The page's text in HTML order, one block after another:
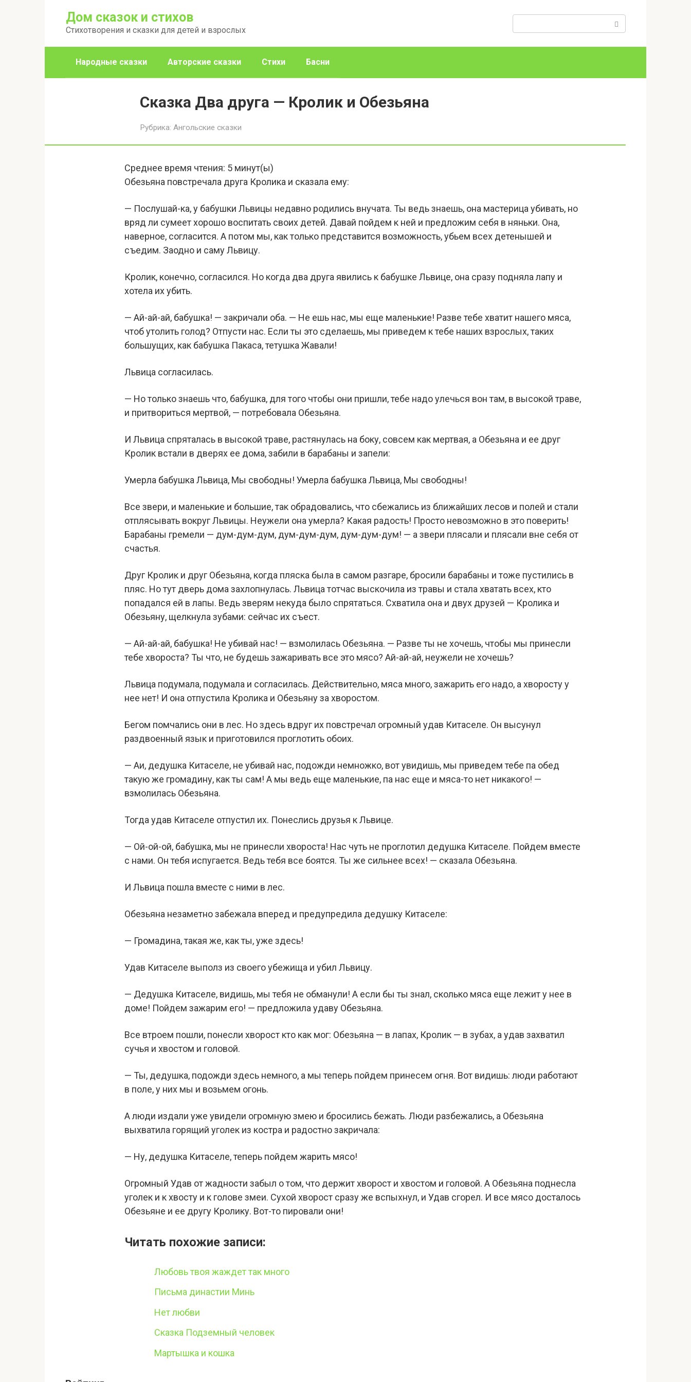
Дом сказок и стихов
Стихотворения и сказки для детей и взрослых
Народные сказки Авторские сказки Стихи Басни
Сказка Два друга — Кролик и Обезьяна
Рубрика: Ангольские сказки
Среднее время чтения: 5 минут(ы)
Обезьяна повстречала друга Кролика и сказала ему:
— Послушай-ка, у бабушки Львицы недавно родились внучата. Ты ведь знаешь, она мастерица убивать, но
вряд ли сумеет хорошо воспитать своих детей. Давай пойдем к ней и предложим себя в няньки. Она,
наверное, согласится. А потом мы, как только представится возможность, убьем всех детенышей и
съедим. Заодно и саму Львицу.
Кролик, конечно, согласился. Но когда два друга явились к бабушке Львице, она сразу подняла лапу и
хотела их убить.
— Ай-ай-ай, бабушка! — закричали оба. — Не ешь нас, мы еще маленькие! Разве тебе хватит нашего мяса,
чтоб утолить голод? Отпусти нас. Если ты это сделаешь, мы приведем к тебе наших взрослых, таких
большущих, как бабушка Пакаса, тетушка Жавали!
Львица согласилась.
— Но только знаешь что, бабушка, для того чтобы они пришли, тебе надо улечься вон там, в высокой траве,
и притвориться мертвой, — потребовала Обезьяна.
И Львица спряталась в высокой траве, растянулась на боку, совсем как мертвая, а Обезьяна и ее друг
Кролик встали в дверях ее дома, забили в барабаны и запели:
Умерла бабушка Львица, Мы свободны! Умерла бабушка Львица, Мы свободны!
Все звери, и маленькие и большие, так обрадовались, что сбежались из ближайших лесов и полей и стали
отплясывать вокруг Львицы. Неужели она умерла? Какая радость! Просто невозможно в это поверить!
Барабаны гремели — дум-дум-дум, дум-дум-дум, дум-дум-дум! — а звери плясали и плясали вне себя от
счастья.
Друг Кролик и друг Обезьяна, когда пляска была в самом разгаре, бросили барабаны и тоже пустились в
пляс. Но тут дверь дома захлопнулась. Львица тотчас выскочила из травы и стала хватать всех, кто
попадался ей в лапы. Ведь зверям некуда было спрятаться. Схватила она и двух друзей — Кролика и
Обезьяну, щелкнула зубами: сейчас их съест.
— Ай-ай-ай, бабушка! Не убивай нас! — взмолилась Обезьяна. — Разве ты не хочешь, чтобы мы принесли
тебе хвороста? Ты что, не будешь зажаривать все это мясо? Ай-ай-ай, неужели не хочешь?
Львица подумала, подумала и согласилась. Действительно, мяса много, зажарить его надо, а хворосту у
нее нет! И она отпустила Кролика и Обезьяну за хворостом.
Бегом помчались они в лес. Но здесь вдруг их повстречал огромный удав Китаселе. Он высунул
раздвоенный язык и приготовился проглотить обоих.
— Аи, дедушка Китаселе, не убивай нас, подожди немножко, вот увидишь, мы приведем тебе па обед
такую же громадину, как ты сам! А мы ведь еще маленькие, па нас еще и мяса-то нет никакого! —
взмолилась Обезьяна.
Тогда удав Китаселе отпустил их. Понеслись друзья к Львице.
— Ой-ой-ой, бабушка, мы не принесли хвороста! Нас чуть не проглотил дедушка Китаселе. Пойдем вместе
с нами. Он тебя испугается. Ведь тебя все боятся. Ты же сильнее всех! — сказала Обезьяна.
И Львица пошла вместе с ними в лес.
Обезьяна незаметно забежала вперед и предупредила дедушку Китаселе:
— Громадина, такая же, как ты, уже здесь!
Удав Китаселе выполз из своего убежища и убил Львицу.
— Дедушка Китаселе, видишь, мы тебя не обманули! А если бы ты знал, сколько мяса еще лежит у нее в
доме! Пойдем зажарим его! — предложила удаву Обезьяна.
Все втроем пошли, понесли хворост кто как мог: Обезьяна — в лапах, Кролик — в зубах, а удав захватил
сучья и хвостом и головой.
— Ты, дедушка, подожди здесь немного, а мы теперь пойдем принесем огня. Вот видишь: люди работают
в поле, у них мы и возьмем огонь.
А люди издали уже увидели огромную змею и бросились бежать. Люди разбежались, а Обезьяна
выхватила горящий уголек из костра и радостно закричала:
— Ну, дедушка Китаселе, теперь пойдем жарить мясо!
Огромный Удав от жадности забыл о том, что держит хворост и хвостом и головой. А Обезьяна поднесла
уголек и к хвосту и к голове змеи. Сухой хворост сразу же вспыхнул, и Удав сгорел. И все мясо досталось
Обезьяне и ее другу Кролику. Вот-то пировали они!
Читать похожие записи:
Любовь твоя жаждет так много
Письма династии Минь
Нет любви
Сказка Подземный человек
Мартышка и кошка